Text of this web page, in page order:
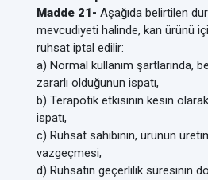
Madde 21- Aşağıda belirtilen
mevcudiyeti halinde, kan ürünü
ruhsat iptal edilir:
a) Normal kullanım şartlarında,
zararlı olduğunun ispatı,
b) Terapötik etkisinin kesin olarak
ispatı,
c) Ruhsat sahibinin, ürünün
vazgeçmesi,
d) Ruhsatın geçerlilik süresinin